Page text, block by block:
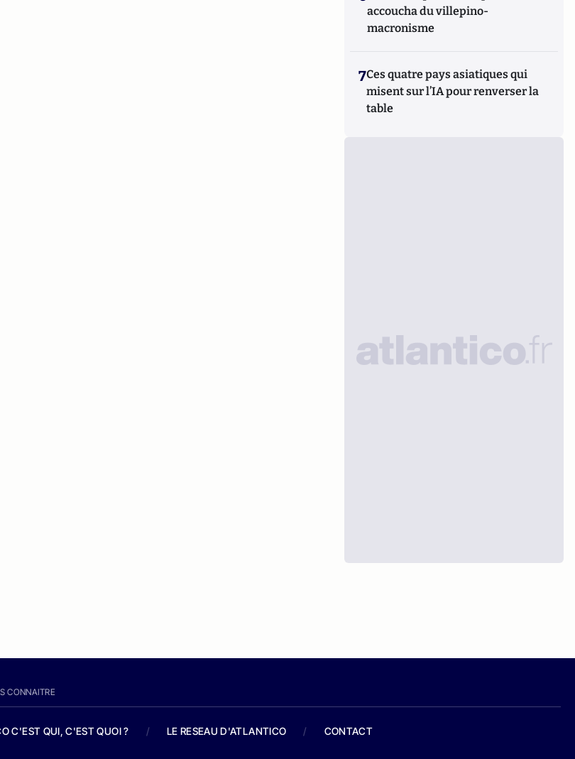
accoucha du villepino-
macronisme
7Ces quatre pays asiatiques qui
misent sur l’IA pour renverser la
table
CONNAITRE
C'EST QUI, C'EST QUOI ? / LE RESEAU D'ATLANTICO / CONTACT